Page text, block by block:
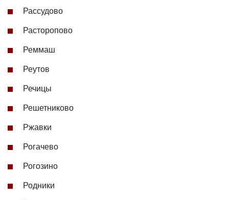
Рассудово
Расторопово
Реммаш
Реутов
Речицы
Решетниково
Ржавки
Рогачево
Рогозино
Родники